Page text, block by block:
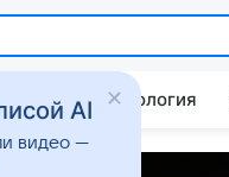
жизни Психология
AI
видео —